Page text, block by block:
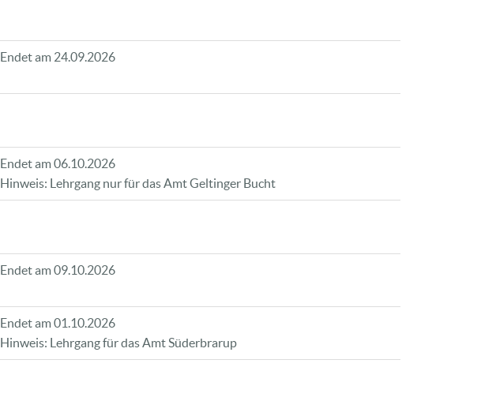
Endet am 24.09.2026
Endet am 06.10.2026
Hinweis: Lehrgang nur für das Amt Geltinger Bucht
Endet am 09.10.2026
Endet am 01.10.2026
Hinweis: Lehrgang für das Amt Süderbrarup